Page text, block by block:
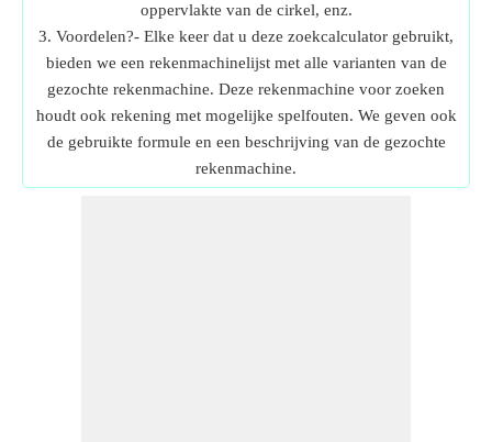
oppervlakte van de cirkel, enz.
3. Voordelen?- Elke keer dat u deze zoekcalculator gebruikt,
bieden we een rekenmachinelijst met alle varianten van de
gezochte rekenmachine. Deze rekenmachine voor zoeken
houdt ook rekening met mogelijke spelfouten. We geven ook
de gebruikte formule en een beschrijving van de gezochte
rekenmachine.